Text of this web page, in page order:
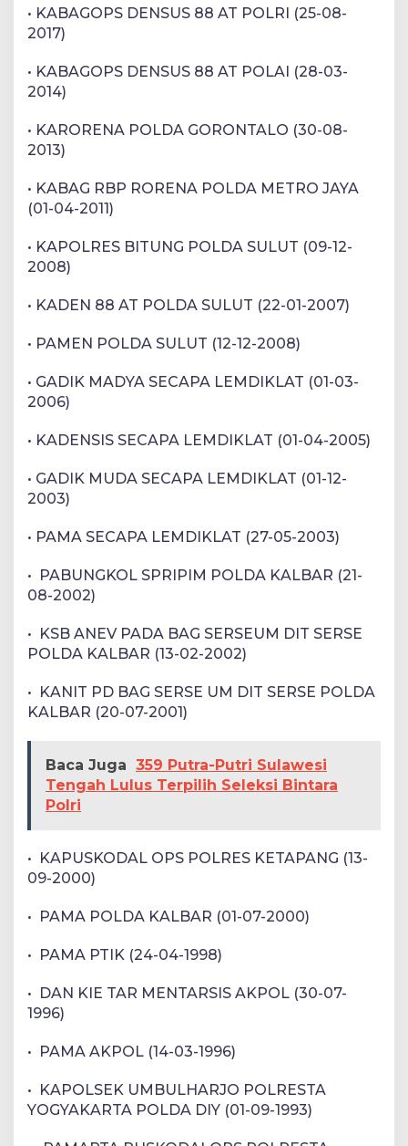
• KABAGOPS DENSUS 88 AT POLRI (25-08-
2017)
• KABAGOPS DENSUS 88 AT POLAI (28-03-
2014)
• KARORENA POLDA GORONTALO (30-08-
2013)
• KABAG RBP RORENA POLDA METRO JAYA
(01-04-2011)
• KAPOLRES BITUNG POLDA SULUT (09-12-
2008)
• KADEN 88 AT POLDA SULUT (22-01-2007)
• PAMEN POLDA SULUT (12-12-2008)
• GADIK MADYA SECAPA LEMDIKLAT (01-03-
2006)
• KADENSIS SECAPA LEMDIKLAT (01-04-2005)
• GADIK MUDA SECAPA LEMDIKLAT (01-12-
2003)
• PAMA SECAPA LEMDIKLAT (27-05-2003)
• PABUNGKOL SPRIPIM POLDA KALBAR (21-
08-2002)
• KSB ANEV PADA BAG SERSEUM DIT SERSE
POLDA KALBAR (13-02-2002)
• KANIT PD BAG SERSE UM DIT SERSE POLDA
KALBAR (20-07-2001)
Baca Juga 359 Putra-Putri Sulawesi
Tengah Lulus Terpilih Seleksi Bintara
Polri
• KAPUSKODAL OPS POLRES KETAPANG (13-
09-2000)
• PAMA POLDA KALBAR (01-07-2000)
• PAMA PTIK (24-04-1998)
• DAN KIE TAR MENTARSIS AKPOL (30-07-
1996)
• PAMA AKPOL (14-03-1996)
• KAPOLSEK UMBULHARJO POLRESTA
YOGYAKARTA POLDA DIY (01-09-1993)